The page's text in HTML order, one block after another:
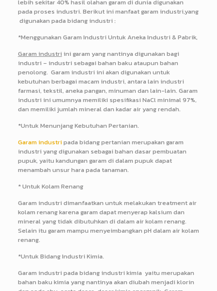
lebih sekitar 40% hasil olahan garam di dunia digunakan
pada proses industri. Berikut ini manfaat garam industri,yang
digunakan pada bidang industri :
*Menggunakan Garam Industri Untuk Aneka Industri & Pabrik,
Garam industri ini garam yang nantinya digunakan bagi
industri – industri sebagai bahan baku ataupun bahan
penolong. Garam industri ini akan digunakan untuk
kebutuhan berbagai macam industri, antara lain industri
farmasi, tekstil, aneka pangan, minuman dan lain-lain. Garam
industri ini umumnya memiliki spesifikasi NaCl minimal 97%,
dan memiliki jumlah mineral dan kadar air yang rendah.
*Untuk Menunjang Kebutuhan Pertanian.
Garam industripada bidang pertanian merupakan garam
industri yang digunakan sebagai bahan dasar pembuatan
pupuk, yaitu kandungan garam di dalam pupuk dapat
menambah unsur hara pada tanaman.
* Untuk Kolam Renang
Garam industri dimanfaatkan untuk melakukan treatment air
kolam renang karena garam dapat menyerap kalsium dan
mineral yang tidak dibutuhkan di dalam air kolam renang.
Selain itu garam mampu menyeimbangkan pH dalam air kolam
renang.
*Untuk Bidang Industri Kimia.
Garam industri pada bidang industri kimia yaitu merupakan
bahan baku kimia yang nantinya akan diubah menjadi klorin